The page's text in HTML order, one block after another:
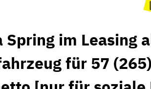
Spring im Leasing
für 57